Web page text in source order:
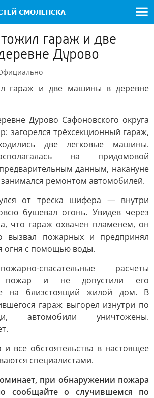
гараж и две
Дурово
гараж и две машины в деревне
Дурово Сафоновского округа
загорелся трёхсекционный гараж,
две легковые машины.
на придомовой
данным, накануне
ремонтом автомобилей.
от треска шифера — внутри
бушевал огонь. Увидев через
что гараж охвачен пламенем, он
вызвал пожарных и предпринял
огня с помощью воды.
спасательные расчеты
пожар и не допустили его
на близстоящий жилой дом. В
гараж выгорел изнутри по
автомобили уничтожены.
все обстоятельства в настоящее
специалистами.
при обнаружении пожара
сообщайте о случившемся по